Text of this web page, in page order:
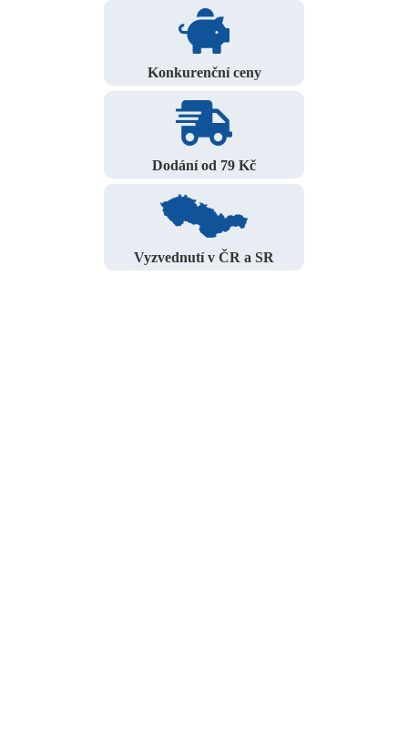
Konkurenční ceny
Dodání od 79 Kč
Vyzvednutí v ČR a SR